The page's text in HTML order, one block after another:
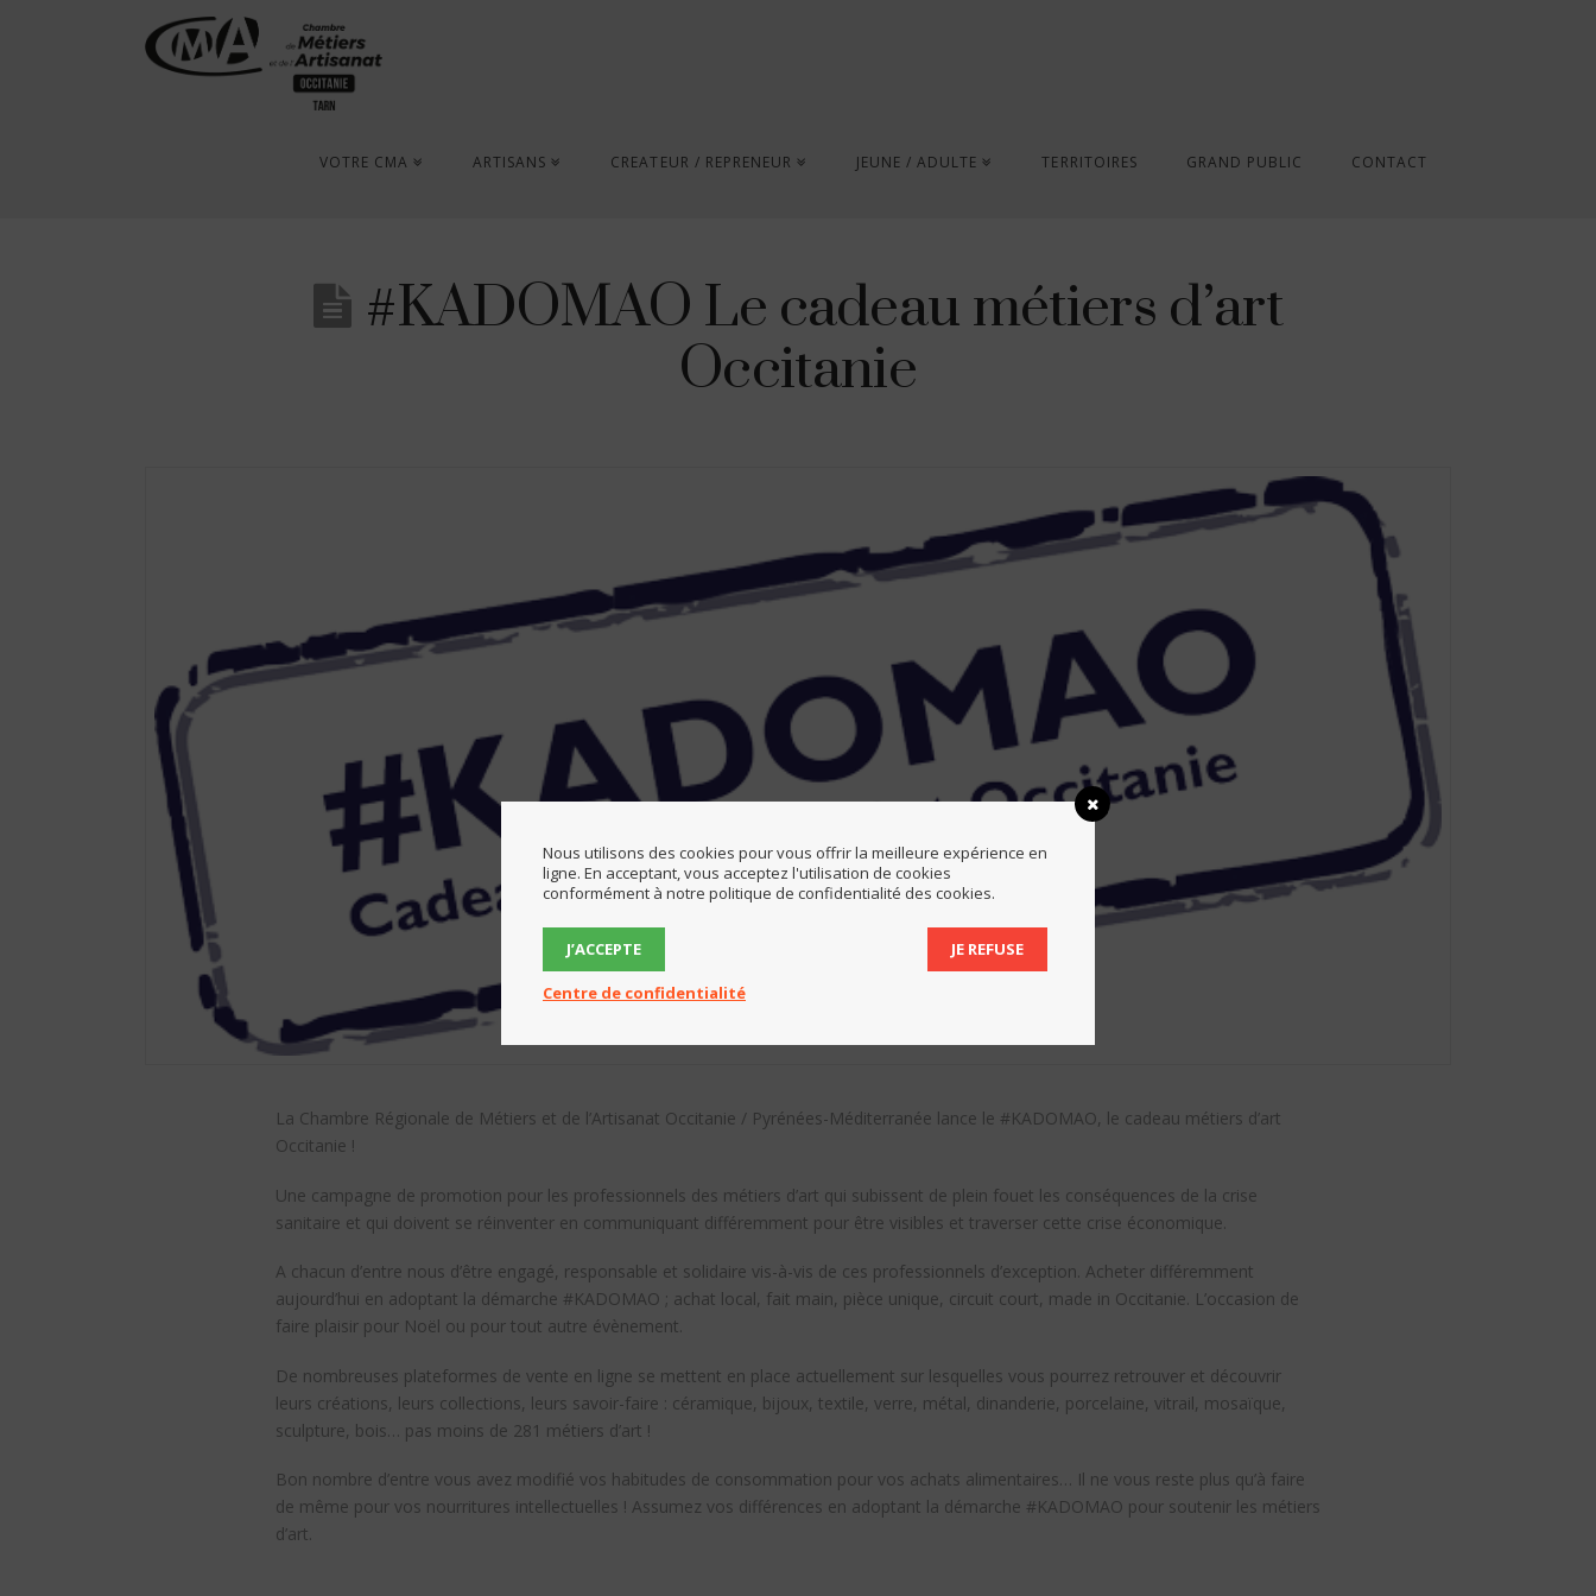
VOTRE CMA ARTISANS CREATEUR / REPRENEUR JEUNE / ADULTE TERRITOIRES GRAND PUBLIC CONTACT
#KADOMAO Le cadeau métiers d’art
Occitanie
La Chambre Régionale de Métiers et de l’Artisanat Occitanie / Pyrénées-Méditerranée lance le #KADOMAO, le cadeau métiers d’art
Occitanie !
Une campagne de promotion pour les professionnels des métiers d’art qui subissent de plein fouet les conséquences de la crise
sanitaire et qui doivent se réinventer en communiquant différemment pour être visibles et traverser cette crise économique.
A chacun d’entre nous d’être engagé, responsable et solidaire vis-à-vis de ces professionnels d’exception. Acheter différemment
aujourd’hui en adoptant la démarche #KADOMAO ; achat local, fait main, pièce unique, circuit court, made in Occitanie. L’occasion de
faire plaisir pour Noël ou pour tout autre évènement.
De nombreuses plateformes de vente en ligne se mettent en place actuellement sur lesquelles vous pourrez retrouver et découvrir
leurs créations, leurs collections, leurs savoir-faire : céramique, bijoux, textile, verre, métal, dinanderie, porcelaine, vitrail, mosaïque,
sculpture, bois… pas moins de 281 métiers d’art !
Bon nombre d’entre vous avez modifié vos habitudes de consommation pour vos achats alimentaires… Il ne vous reste plus qu’à faire
de même pour vos nourritures intellectuelles ! Assumez vos différences en adoptant la démarche #KADOMAO pour soutenir les métiers
d’art.
Nous utilisons des cookies pour vous offrir la meilleure expérience en
ligne. En acceptant, vous acceptez l'utilisation de cookies
conformément à notre politique de confidentialité des cookies.
J’ACCEPTE JE REFUSE
Centre de confidentialité